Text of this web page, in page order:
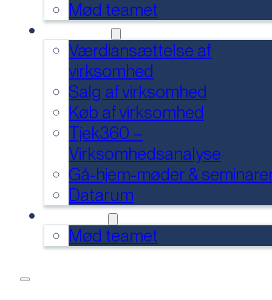
Mød teamet
Værdiansættelse af
virksomhed
Salg af virksomhed
Køb af virksomhed
Tjek360 –
Virksomhedsanalyse
Gå-hjem-møder &
Datarum
Mød teamet